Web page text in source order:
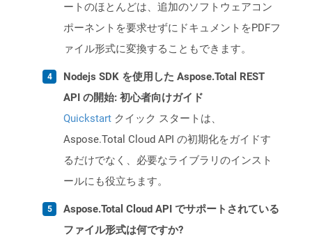
ートのほとんどは、追加のソフトウェアコン
ポーネントを要求せずにドキュメントをPDFフ
ァイル形式に変換することもできます。
Nodejs SDK を使用した Aspose.Total REST
API の開始: 初心者向けガイド
Quickstart クイック スタートは、
Aspose.Total Cloud API の初期化をガイドす
るだけでなく、必要なライブラリのインスト
ールにも役立ちます。
Aspose.Total Cloud API でサポートされている
ファイル形式は何ですか?